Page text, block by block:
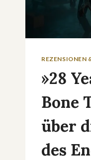
REZENSIONEN
»28
Bone
über
des